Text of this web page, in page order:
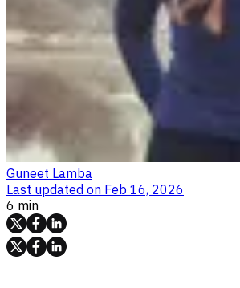
Guneet Lamba
Last updated on Feb 16, 2026
6 min